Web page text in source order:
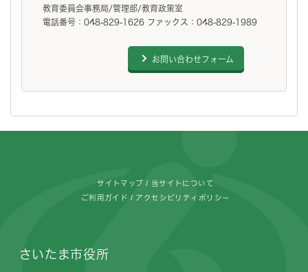
教育委員会事務局/管理部/教育政策室
電話番号：048-829-1626 ファックス：048-829-1989
お問い合わせフォーム
サイトマップ 当サイトについて
ご利用ガイド アクセシビリティポリシー
さいたま市役所